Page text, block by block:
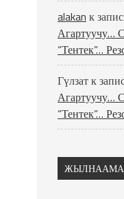
alakan к
Агартуучу…
“Тентек”…
Гүлзатк
Агартуучу…
“Тентек”…
ЖЫЛНААМА